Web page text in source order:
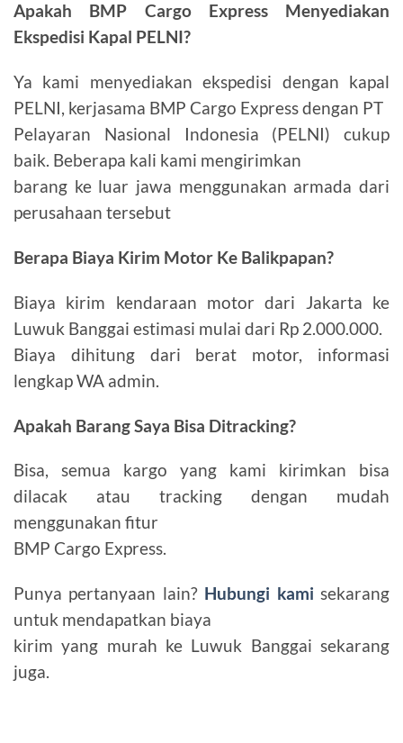
Apakah BMP Cargo Express Menyediakan
Ekspedisi Kapal PELNI?
Ya kami menyediakan ekspedisi dengan kapal
PELNI, kerjasama BMP Cargo Express dengan PT
Pelayaran Nasional Indonesia (PELNI) cukup
baik. Beberapa kali kami mengirimkan
barang ke luar jawa menggunakan armada dari
perusahaan tersebut
Berapa Biaya Kirim Motor Ke Balikpapan?
Biaya kirim kendaraan motor dari Jakarta ke
Luwuk Banggai estimasi mulai dari Rp 2.000.000.
Biaya dihitung dari berat motor, informasi
lengkap WA admin.
Apakah Barang Saya Bisa Ditracking?
Bisa, semua kargo yang kami kirimkan bisa
dilacak atau tracking dengan mudah
menggunakan fitur
BMP Cargo Express.
Punya pertanyaan lain? Hubungi kami sekarang
untuk mendapatkan biaya
kirim yang murah ke Luwuk Banggai sekarang
juga.